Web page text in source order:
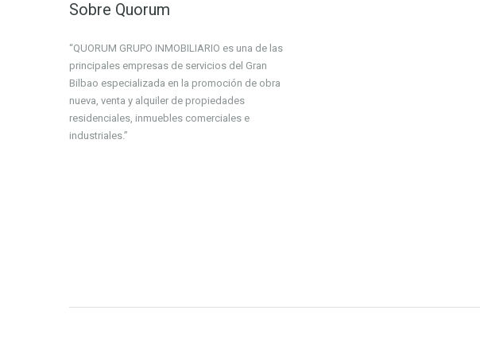
Sobre Quorum
“QUORUM GRUPO INMOBILIARIO es una de las
principales empresas de servicios del Gran
Bilbao especializada en la promoción de obra
nueva, venta y alquiler de propiedades
residenciales, inmuebles comerciales e
industriales.”